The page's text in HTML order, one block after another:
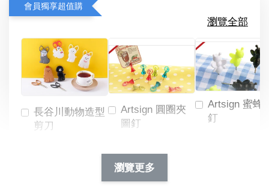
會員獨享超值購
瀏覽全部
長谷川動物造型
剪刀
Artsign 圓圈夾
圖釘
NT$ 19.00
NT$ 66.00
Artsign 蜜蜂
釘
瀏覽更多